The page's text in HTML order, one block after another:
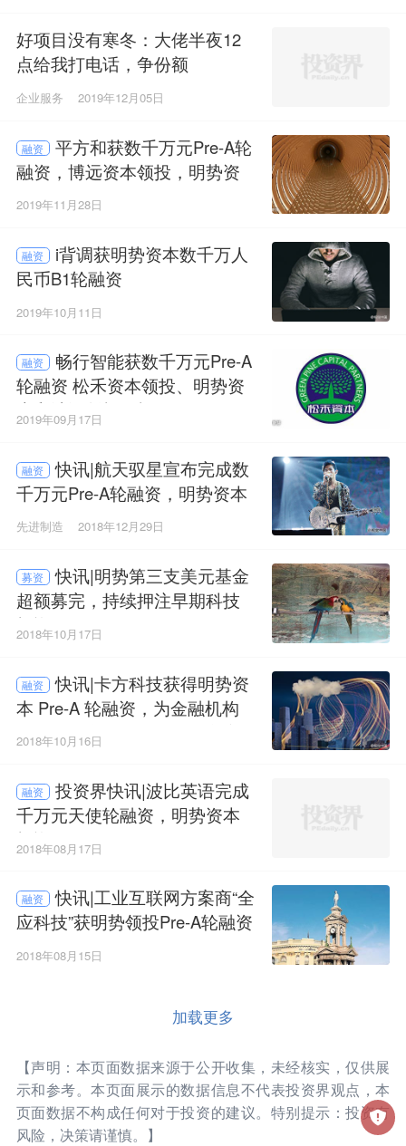
好项目没有寒冬：大佬半夜12
点给我打电话，争份额
企业服务 2019年12月05日
融资
平方和获数千万元Pre-A轮
融资，博远资本领投，明势资
本跟投
2019年11月28日
融资
i背调获明势资本数千万人
民币B1轮融资
2019年10月11日
融资
畅行智能获数千万元Pre-A
轮融资 松禾资本领投、明势资
本和清源创投跟投
2019年09月17日
融资
快讯|航天驭星宣布完成数
千万元Pre-A轮融资，明势资本
等投资
先进制造 2018年12月29日
募资
快讯|明势第三支美元基金
超额募完，持续押注早期科技
投资
2018年10月17日
融资
快讯|卡方科技获得明势资
本 Pre-A 轮融资，为金融机构
提供算法交易的技术解决方案
2018年10月16日
融资
投资界快讯|波比英语完成
千万元天使轮融资，明势资本
投资
2018年08月17日
融资
快讯|工业互联网方案商“全
应科技”获明势领投Pre-A轮融资
2018年08月15日
加载更多
【声明：本页面数据来源于公开收集，未经核实，仅供展
示和参考。本页面展示的数据信息不代表投资界观点，本
页面数据不构成任何对于投资的建议。特别提示：投资有
风险，决策请谨慎。】